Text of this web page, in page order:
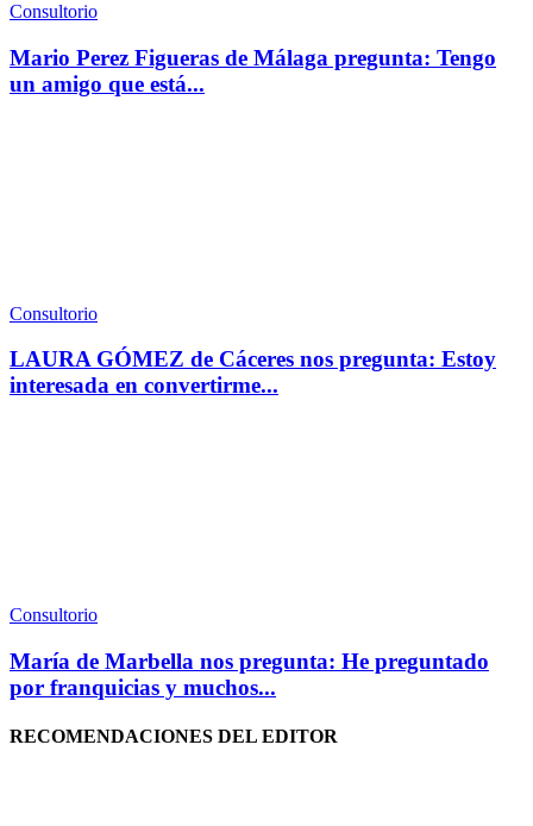
Consultorio
Mario Perez Figueras de Málaga pregunta: Tengo
un amigo que está...
Consultorio
LAURA GÓMEZ de Cáceres nos pregunta: Estoy
interesada en convertirme...
Consultorio
María de Marbella nos pregunta: He preguntado
por franquicias y muchos...
RECOMENDACIONES DEL EDITOR